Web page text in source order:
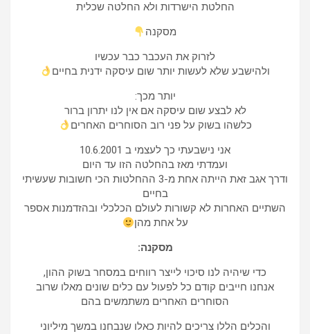
החלטת הישרדות ולא החלטה שכלית
מסקנה
לזרוק את העכבר כבר עכשיו
ולהישבע שלא לעשות יותר שום עיסקה ידנית בחיים
יותר מכך:
לא לבצע שום עיסקה אם אין לנו יתרון ברור
כלשהו בשוק על פני רוב הסוחרים האחרים
אני נישבעתי כך לעצמי ב 10.6.2001
ועמדתי מאז בהחלטה הזו עד היום
ודרך אגב זאת הייתה אחת מ-3 ההחלטות הכי חשובות שעשיתי
בחיים
השתיים האחרות לא קשורות לעולם הכלכלי ובהזדמנות אספר
על אחת מהן
מסקנה:
כדי שיהיה לנו סיכוי לייצר רווחים במסחר בשוק ההון,
אנחנו חייבים קודם כל לפעול עם כלים שונים מאלו שרוב
הסוחרים האחרים משתמשים בהם
והכלים הללו צריכים להיות כאלו שנבחנו במשך מיליוני